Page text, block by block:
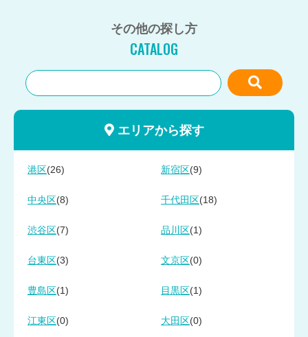
その他の探し方
CATALOG
エリアから探す
港区 (26) 新宿区 (9)
中央区 (8) 千代田区 (18)
渋谷区 (7) 品川区 (1)
台東区 (3) 文京区 (0)
豊島区 (1) 目黒区 (1)
江東区 (0) 大田区 (0)